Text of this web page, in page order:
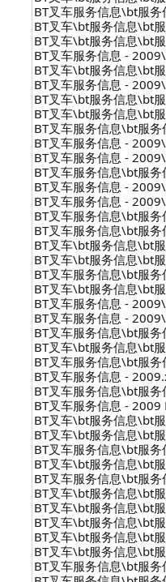
BT叉车服务信息\bt服
BT叉车\bt服务信息\bt
BT叉车\bt服务信息\bt
BT叉车服务信息 -
BT叉车\bt服务信息\bt
BT叉车服务信息 -
BT叉车\bt服务信息\bt
BT叉车\bt服务信息\bt
BT叉车服务信息\bt服
BT叉车服务信息 -
BT叉车服务信息 -
BT叉车服务信息\bt服
BT叉车服务信息 -
BT叉车服务信息 -
BT叉车服务信息\bt服
BT叉车服务信息\bt服
BT叉车\bt服务信息\bt
BT叉车\bt服务信息\bt
BT叉车服务信息\bt服
BT叉车\bt服务信息\bt
BT叉车服务信息 -
BT叉车服务信息 -
BT叉车服务信息\bt服
BT叉车\bt服务信息\bt
BT叉车服务信息\bt服
BT叉车服务信息 -
BT叉车服务信息\bt服
BT叉车服务信息 -
BT叉车\bt服务信息\bt
BT叉车\bt服务信息\bt
BT叉车服务信息\bt服
BT叉车\bt服务信息\bt
BT叉车服务信息\bt服
BT叉车\bt服务信息\bt
BT叉车\bt服务信息\bt
BT叉车\bt服务信息\bt
BT叉车\bt服务信息\bt
BT叉车\bt服务信息\bt
BT叉车服务信息\bt服